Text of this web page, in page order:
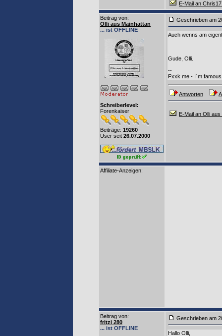
E-Mail an
Beitrag von:
Olli aus Mainhattan
... ist OFFLINE
Schreiberlevel:
Forenkaiser
Beiträge: 19260
User seit 26.07.2000
Geschrieben am
Auch wenns am
Gude, Olli.
--
Fxxk me - I´m famous
Antworten
E-Mail an Olli
Affiliate-Anzeigen:
Beitrag von:
fritzi 280
... ist OFFLINE
Geschrieben am
Hallo Olli,